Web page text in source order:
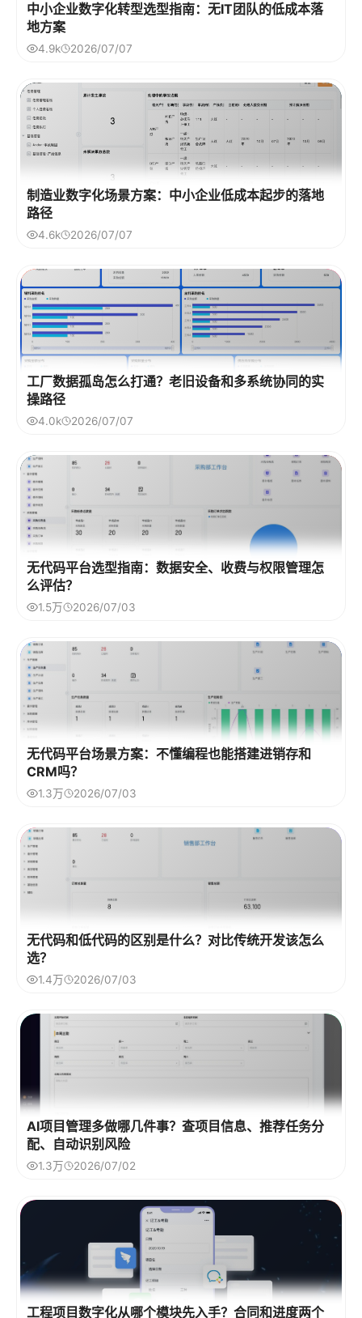
中小企业数字化转型选型指南：无IT团队的低成本落
地方案
4.9k 2026/07/07
制造业数字化场景方案：中小企业低成本起步的落地
路径
4.6k 2026/07/07
工厂数据孤岛怎么打通？老旧设备和多系统协同的实
操路径
4.0k 2026/07/07
无代码平台选型指南：数据安全、收费与权限管理怎
么评估？
1.5万 2026/07/03
无代码平台场景方案：不懂编程也能搭建进销存和
CRM吗？
1.3万 2026/07/03
无代码和低代码的区别是什么？对比传统开发该怎么
选？
1.4万 2026/07/03
AI项目管理多做哪几件事？查项目信息、推荐任务分
配、自动识别风险
1.3万 2026/07/02
工程项目数字化从哪个模块先入手？合同和进度两个